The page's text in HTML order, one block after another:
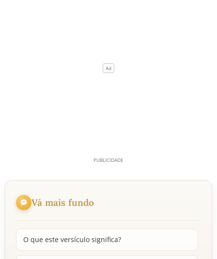
Vá mais fundo
O que este versículo significa?